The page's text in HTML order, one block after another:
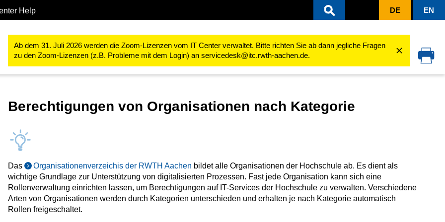
Help DE EN
Ab dem 31. Juli 2026 werden die Zoom-Lizenzen vom IT Center verwaltet. Bitte richten Sie ab dann jegliche Fragen
zu den Zoom-Lizenzen (z.B. Probleme mit dem Login) an servicedesk@itc.rwth-aachen.de.
IT-Basis-Infrastruktur Identity Management Couponverfahren (ConnectMe)
Berechtigungen von Organisationen nach Kategorie
Das Organisationenverzeichis der RWTH Aachen bildet alle Organisationen der Hochschule ab. Es dient als
wichtige Grundlage zur Unterstützung von digitalisierten Prozessen. Fast jede Organisation kann sich eine
Rollenverwaltung einrichten lassen, um Berechtigungen auf IT-Services der Hochschule zu verwalten. Verschiedene
Arten von Organisationen werden durch Kategorien unterschieden und erhalten je nach Kategorie automatisch
Rollen freigeschaltet.